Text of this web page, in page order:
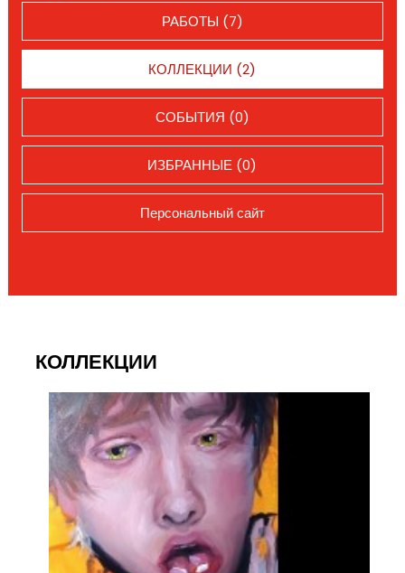
РАБОТЫ (7)
КОЛЛЕКЦИИ (2)
СОБЫТИЯ (0)
ИЗБРАННЫЕ (0)
Персональный сайт
КОЛЛЕКЦИИ